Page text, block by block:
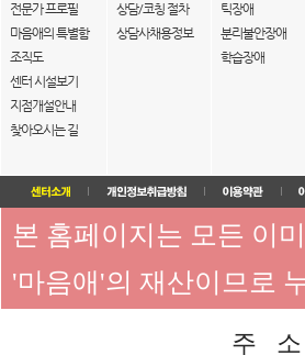
전문가 프로필
마음애의 특별함
조직도
센터 시설보기
지점개설안내
찾아오시는 길
상담/코칭 절차
상담사채용정보
틱장애
분리불안장애
학습장애
본 홈페이지는 모든 이
'마음애'의 재산이므로
주 소